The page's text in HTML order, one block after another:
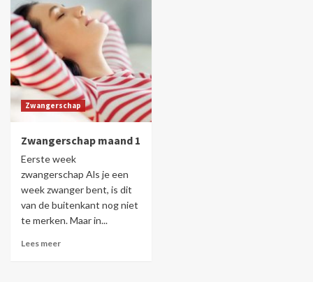
Zwangerschap
Zwangerschap maand 1
Eerste week
zwangerschap Als je een
week zwanger bent, is dit
van de buitenkant nog niet
te merken. Maar in...
Lees meer